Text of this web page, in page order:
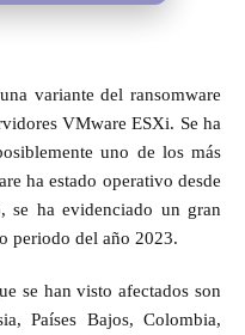
variante del ransomware
VMware ESXi. Se ha
uno de los más
ha estado operativo desde
se ha evidenciado un gran
periodo del año 2023.
se han visto afectados son
Países Bajos, Colombia,